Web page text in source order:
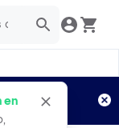
en
Aplican TyC